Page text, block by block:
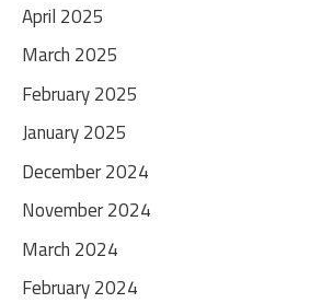
April 2025
March 2025
February 2025
January 2025
December 2024
November 2024
March 2024
February 2024